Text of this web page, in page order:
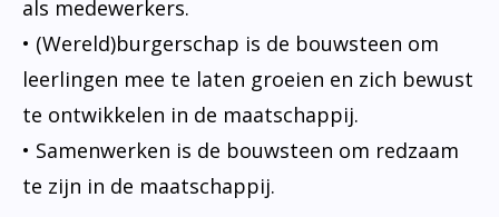
als medewerkers.
• (Wereld)burgerschap is de bouwsteen om
leerlingen mee te laten groeien en zich bewust
te ontwikkelen in de maatschappij.
• Samenwerken is de bouwsteen om redzaam
te zijn in de maatschappij.